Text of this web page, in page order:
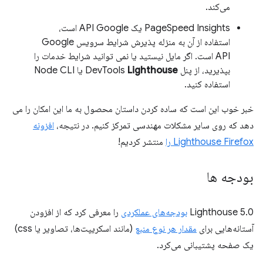
می‌کند.
PageSpeed ​​Insights یک API Google است،
استفاده از آن به منزله پذیرش شرایط سرویس Google
API است. اگر مایل نیستید یا نمی توانید شرایط خدمات را
بپذیرید، از پنل DevTools Lighthouse
یا Node CLI
استفاده کنید.
خبر خوب این است که ساده کردن داستان محصول به ما این امکان را می
دهد که روی سایر مشکلات مهندسی تمرکز کنیم. در نتیجه، افزونه
Lighthouse Firefox را
منتشر کردیم!
بودجه ها
Lighthouse 5.0 بودجه‌های عملکردی را معرفی کرد که از افزودن
آستانه‌هایی برای مقدار هر نوع منبع
(مانند اسکریپت‌ها، تصاویر یا css)
یک صفحه پشتیبانی می‌کرد.